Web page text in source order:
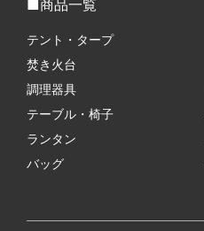
商品一覧
テント・タープ
焚き火台
調理器具
テーブル・椅子
ランタン
バッグ